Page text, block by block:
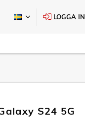
LOGGA IN
S24 5G